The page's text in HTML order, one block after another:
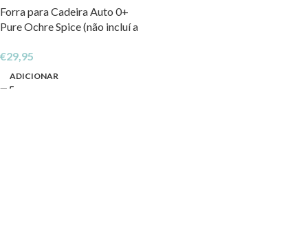
Forra para Cadeira Auto 0+
Pure Ochre Spice (não incluí a
€29,95
ADICIONAR